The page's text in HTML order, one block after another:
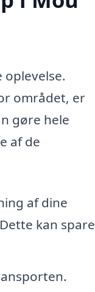
området, er
gøre hele
af de
af dine
kan spare